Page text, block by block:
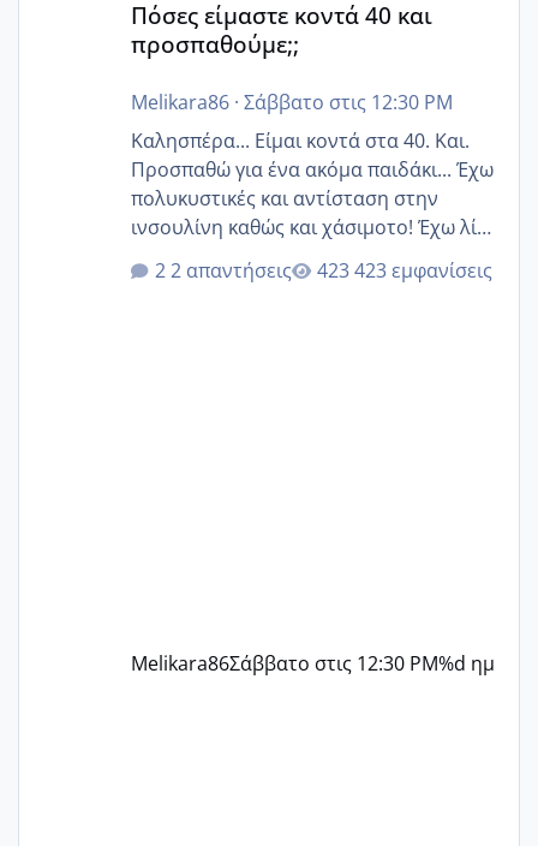
Πόσες είμαστε κοντά 40 και
προσπαθούμε;;
Melikara86· Σάββατο στις 12:30 PM
Καλησπέρα... Είμαι κοντά στα 40. Και.
Προσπαθώ για ένα ακόμα παιδάκι... Έχω
πολυκυστικές και αντίσταση στην
ινσουλίνη καθώς και χάσιμοτο! Έχω λίγα
κιλά παραπάνω και όσο κ αν προσπαθώ
δεν χάνω εύκολα! Προσπαθώ για ακόμη
2 απαντήσεις 423 εμφανίσεις
Melikara86Σάββατο στις 12:30 PM%d ημ